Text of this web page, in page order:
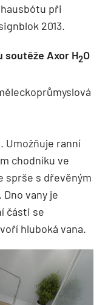
při
2013.
soutěže Axor H2O
Umožňuje ranní
chodníku ve
sprše s dřevěným
vany je
části se
hluboká vana.